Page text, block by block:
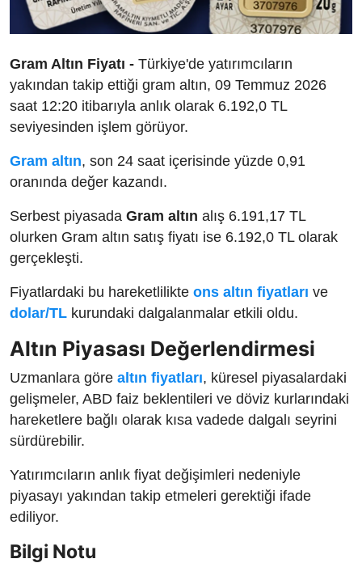
Gram Altın Fiyatı - Türkiye'de yatırımcıların
yakından takip ettiği gram altın, 09 Temmuz 2026
saat 12:20 itibarıyla anlık olarak 6.192,0 TL
seviyesinden işlem görüyor.
Gram altın, son 24 saat içerisinde yüzde 0,91
oranında değer kazandı.
Serbest piyasada Gram altın alış 6.191,17 TL
olurken Gram altın satış fiyatı ise 6.192,0 TL olarak
gerçekleşti.
Fiyatlardaki bu hareketlilikte ons altın fiyatları ve
dolar/TL kurundaki dalgalanmalar etkili oldu.
Altın Piyasası Değerlendirmesi
Uzmanlara göre altın fiyatları, küresel piyasalardaki
gelişmeler, ABD faiz beklentileri ve döviz kurlarındaki
hareketlere bağlı olarak kısa vadede dalgalı seyrini
sürdürebilir.
Yatırımcıların anlık fiyat değişimleri nedeniyle
piyasayı yakından takip etmeleri gerektiği ifade
ediliyor.
Bilgi Notu